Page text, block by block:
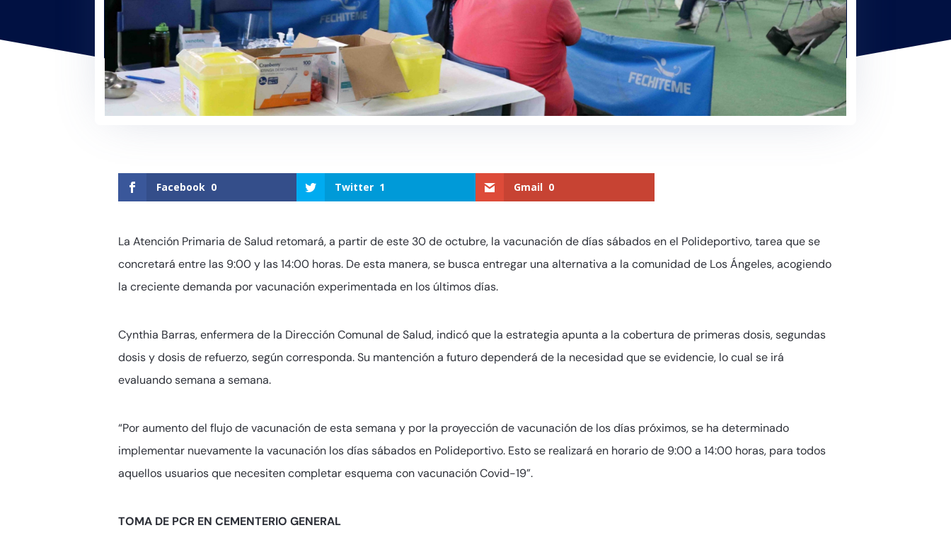
Facebook 0 Twitter 1 Gmail 0
La Atención Primaria de Salud retomará, a partir de este 30 de octubre, la vacunación de días sábados en el Polideportivo, tarea que se
concretará entre las 9:00 y las 14:00 horas. De esta manera, se busca entregar una alternativa a la comunidad de Los Ángeles, acogiendo
la creciente demanda por vacunación experimentada en los últimos días.
Cynthia Barras, enfermera de la Dirección Comunal de Salud, indicó que la estrategia apunta a la cobertura de primeras dosis, segundas
dosis y dosis de refuerzo, según corresponda. Su mantención a futuro dependerá de la necesidad que se evidencie, lo cual se irá
evaluando semana a semana.
“Por aumento del flujo de vacunación de esta semana y por la proyección de vacunación de los días próximos, se ha determinado
implementar nuevamente la vacunación los días sábados en Polideportivo. Esto se realizará en horario de 9:00 a 14:00 horas, para todos
aquellos usuarios que necesiten completar esquema con vacunación Covid-19”.
TOMA DE PCR EN CEMENTERIO GENERAL